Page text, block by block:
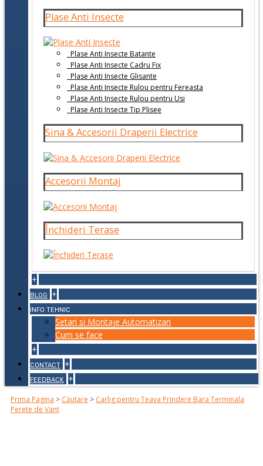
Plase Anti Insecte
Plase Anti Insecte Batante
Plase Anti Insecte Cadru Fix
Plase Anti Insecte Glisante
Plase Anti Insecte Rulou pentru Fereasta
Plase Anti Insecte Rulou pentru Usi
Plase Anti Insecte Tip Plisee
Sina & Accesorii Draperii Electrice
Accesorii Montaj
Închideri Terase
+
BLOG +
INFO TEHNIC
Setari si Montaje Automatizari
Cum se face
+
CONTACT +
FEEDBACK +
Prima Pagina > Căutare > Carlig pentru Teava Prindere Bara Terminala
Perete de Vant